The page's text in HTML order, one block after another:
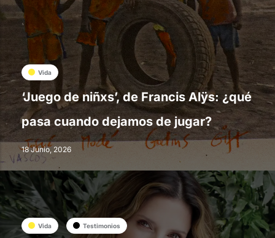
Vida
‘Juego de niñxs’, de Francis Alÿs: ¿qué
pasa cuando dejamos de jugar?
18 Junio, 2026
Vida Testimonios